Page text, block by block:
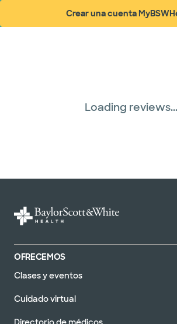
Crear una cuenta(abre en
Loading reviews...
OFRECEMOS
Clases y eventos
Cuidado virtual